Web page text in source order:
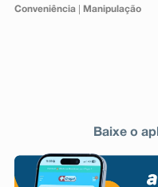
Conveniência| Manipulação
Baixe o